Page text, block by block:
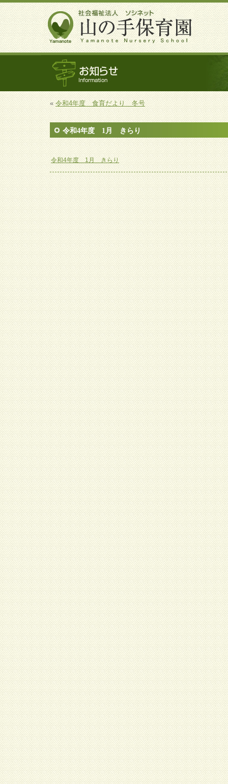
«令和4年度 食育だより 冬号
令和4年度 1月 きらり
令和4年度 1月 きらり